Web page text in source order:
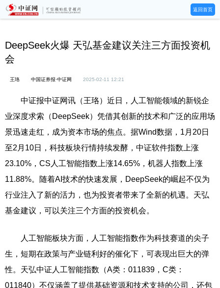
返回首页
DeepSeek火爆 天弘基金建议关注三方面投资机
会
王珞 中国证券报·中证网 2025-02-11 12:21
中证报中证网讯（王珞）近日，人工智能领域的新锐企
业深度求索（DeepSeek）凭借其创新的技术和广泛的应用场
景迅速走红，成为资本市场的焦点。据Wind数据，1月20日
至2月10日，科技板块行情持续发酵，中证软件指数上涨
23.10%，CS人工智能指数上涨14.65%，机器人指数上涨
11.88%。随着AI技术的快速发展，DeepSeek的崛起不仅为
行业注入了新的活力，也为投资者带来了全新的机遇。天弘
基金建议，可以关注三个方面的投资机会。
人工智能板块方面，人工智能指数作为科技赛道的尖子
生，短期在政策与产业链利好的催化下，可表现出巨大的弹
性。天弘中证人工智能指数（A类：011839，C类：
011840）不仅涵盖了提供基础资源和技术支持的公司，还包